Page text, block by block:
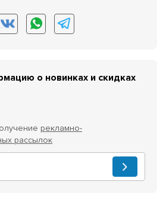
о новинках и скидках
рекламно-
рассылок